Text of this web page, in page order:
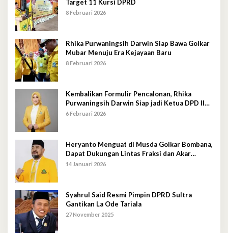
Target 11 Kursi DPRD
8 Februari 2026
Rhika Purwaningsih Darwin Siap Bawa Golkar
Mubar Menuju Era Kejayaan Baru
8 Februari 2026
Kembalikan Formulir Pencalonan, Rhika
Purwaningsih Darwin Siap jadi Ketua DPD II
Golkar Mubar
6 Februari 2026
Heryanto Menguat di Musda Golkar Bombana,
Dapat Dukungan Lintas Fraksi dan Akar
Rumput
14 Januari 2026
Syahrul Said Resmi Pimpin DPRD Sultra
Gantikan La Ode Tariala
27 November 2025